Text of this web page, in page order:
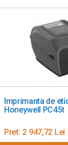
de etichete
PC45t
2 947,72 Lei